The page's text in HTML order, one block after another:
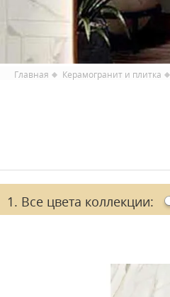
Главная Керамогранит и плитка
1. Все цвета коллекции: